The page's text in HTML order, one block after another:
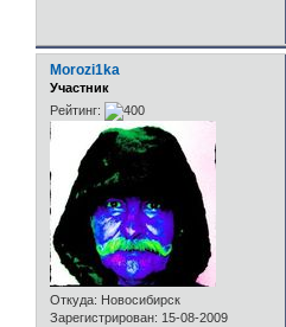
Morozi1ka
Участник
Рейтинг:
Откуда: Новосибирск
Зарегистрирован: 15-08-2009